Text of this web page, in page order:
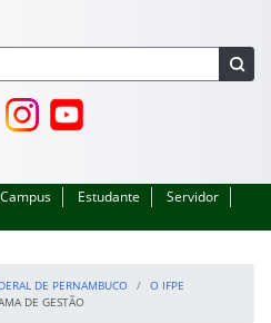
Facebook
Perfil no Instagram
Canal no YouTube
Campus Estudante
Servidor
DE PERNAMBUCO
O IFPE
DE GESTÃO